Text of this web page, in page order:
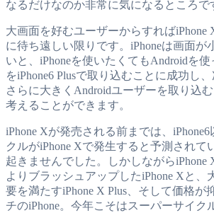
なるだけなのか非常に気になるところで
大画面を好むユーザーからすればiPhone
に待ち遠しい限りです。iPhoneは画面が
いと、iPhoneを使いたくてもAndroidを
をiPhone6 Plusで取り込むことに成功し
さらに大きくAndroidユーザーを取り込
考えることができます。
iPhone Xが発売される前までは、
クルがiPhone Xで発生すると予測されて
起きませんでした。しかしながらiPhone
よりブラッシュアップしたiPhone Xと、
要を満たすiPhone X Plus、そして価格が
チのiPhone。今年こそはスーパーサイク